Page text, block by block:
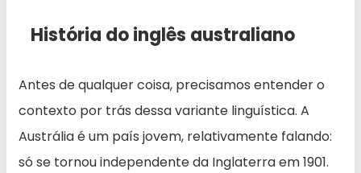
História do inglês australiano
Antes de qualquer coisa, precisamos entender o
contexto por trás dessa variante linguística. A
Austrália é um país jovem, relativamente falando:
só se tornou independente da Inglaterra em 1901.